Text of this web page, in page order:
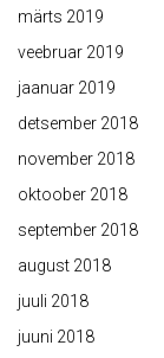
märts 2019
veebruar 2019
jaanuar 2019
detsember 2018
november 2018
oktoober 2018
september 2018
august 2018
juuli 2018
juuni 2018